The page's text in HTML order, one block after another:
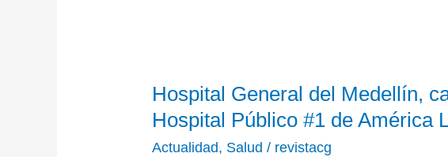
Hospital General del Medellín,
Hospital Público #1 de América
Actualidad, Salud / revistacg
General
del
Medellín,